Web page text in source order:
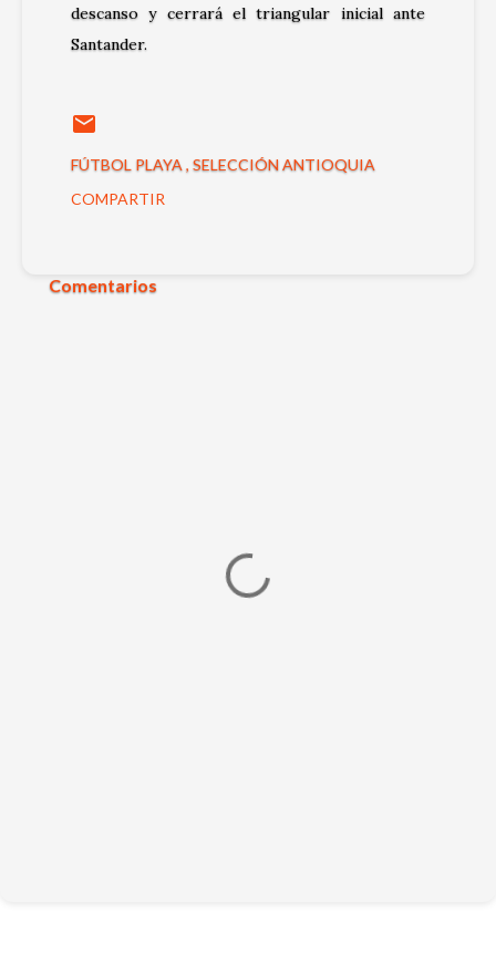
descanso y cerrará el triangular inicial ante
Santander.
FÚTBOL PLAYA SELECCIÓN ANTIOQUIA
COMPARTIR
Comentarios